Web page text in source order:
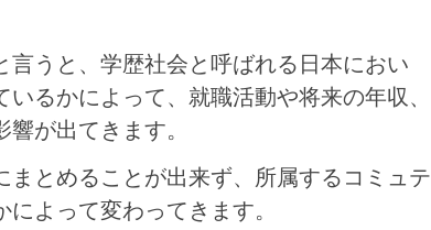
うと、学歴社会と呼ばれる日本におい
るかによって、就職活動や将来の年収、
が出てきます。
とめることが出来ず、所属するコミュテ
よって変わってきます。